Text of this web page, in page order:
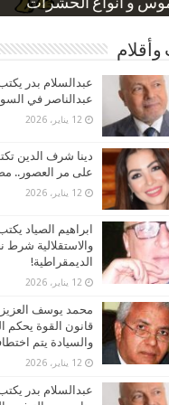
و أنواع الحشرات
بعد ارتفاع الأسعار
نسبة الطلاق في مصر
كاركاتيرية
كاركاتيرية
وأقلام
عبدالسلام بدر
عبدالناصر في
12 يناير، 2026
دينا شرف الدين
على مر العصور.. مصر
12 يناير، 2026
ابراهيم الصياد
والاستقلالية شرط
الديمقراطية!
12 يناير، 2026
محمد يوسف
قانون القوة يحكم
والسيادة يتم
12 يناير، 2026
عبدالسلام بدر